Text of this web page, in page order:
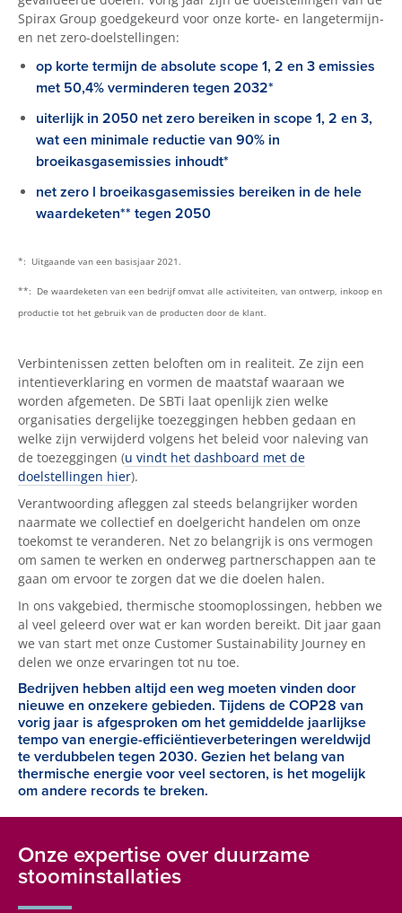
Spirax Group goedgekeurd voor onze korte- en langetermijn-
en net zero-doelstellingen:
op korte termijn de absolute scope 1, 2 en 3 emissies
met 50,4% verminderen tegen 2032*
uiterlijk in 2050 net zero bereiken in scope 1, 2 en 3,
wat een minimale reductie van 90% in
broeikasgasemissies inhoudt*
net zero l broeikasgasemissies bereiken in de hele
waardeketen** tegen 2050
*: Uitgaande van een basisjaar 2021.
**: De waardeketen van een bedrijf omvat alle activiteiten, van ontwerp, inkoop en
productie tot het gebruik van de producten door de klant.
Verbintenissen zetten beloften om in realiteit. Ze zijn een
intentieverklaring en vormen de maatstaf waaraan we
worden afgemeten. De SBTi laat openlijk zien welke
organisaties dergelijke toezeggingen hebben gedaan en
welke zijn verwijderd volgens het beleid voor naleving van
de toezeggingen (u vindt het dashboard met de
doelstellingen hier).
Verantwoording afleggen zal steeds belangrijker worden
naarmate we collectief en doelgericht handelen om onze
toekomst te veranderen. Net zo belangrijk is ons vermogen
om samen te werken en onderweg partnerschappen aan te
gaan om ervoor te zorgen dat we die doelen halen.
In ons vakgebied, thermische stoomoplossingen, hebben we
al veel geleerd over wat er kan worden bereikt. Dit jaar gaan
we van start met onze Customer Sustainability Journey en
delen we onze ervaringen tot nu toe.
Bedrijven hebben altijd een weg moeten vinden door
nieuwe en onzekere gebieden. Tijdens de COP28 van
vorig jaar is afgesproken om het gemiddelde jaarlijkse
tempo van energie-efficiëntieverbeteringen wereldwijd
te verdubbelen tegen 2030. Gezien het belang van
thermische energie voor veel sectoren, is het mogelijk
om andere records te breken.
Onze expertise over duurzame
stoominstallaties